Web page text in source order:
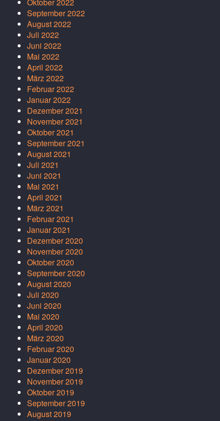
Oktober 2022
September 2022
August 2022
Juli 2022
Juni 2022
Mai 2022
April 2022
März 2022
Februar 2022
Januar 2022
Dezember 2021
November 2021
Oktober 2021
September 2021
August 2021
Juli 2021
Juni 2021
Mai 2021
April 2021
März 2021
Februar 2021
Januar 2021
Dezember 2020
November 2020
Oktober 2020
September 2020
August 2020
Juli 2020
Juni 2020
Mai 2020
April 2020
März 2020
Februar 2020
Januar 2020
Dezember 2019
November 2019
Oktober 2019
September 2019
August 2019